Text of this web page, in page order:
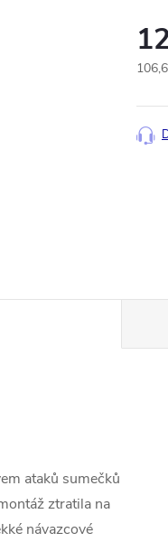
cena:
ataků sumečků
ztratila na
návazcové